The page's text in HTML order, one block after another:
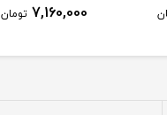
7,160,000 تومان